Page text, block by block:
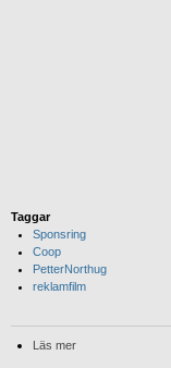
Taggar
Sponsring
Coop
PetterNorthug
reklamfilm
Läs mer